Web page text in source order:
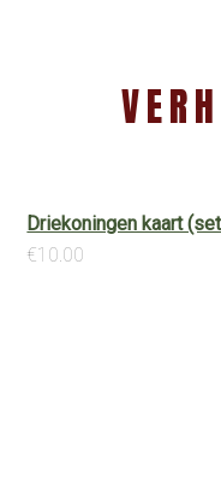
Driekoningen kaart
€10.00